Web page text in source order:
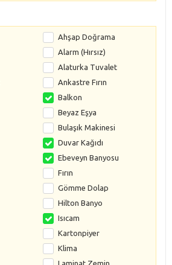
Ahşap Doğrama
Alarm (Hırsız)
Alaturka Tuvalet
Ankastre Fırın
Balkon
Beyaz Eşya
Bulaşık Makinesi
Duvar Kağıdı
Ebeveyn Banyosu
Fırın
Gömme Dolap
Hilton Banyo
Isıcam
Kartonpiyer
Klima